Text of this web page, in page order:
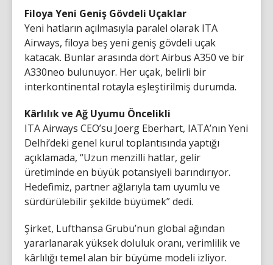
Filoya Yeni Geniş Gövdeli Uçaklar
Yeni hatların açılmasıyla paralel olarak ITA
Airways, filoya beş yeni geniş gövdeli uçak
katacak. Bunlar arasında dört Airbus A350 ve bir
A330neo bulunuyor. Her uçak, belirli bir
interkontinental rotayla eşleştirilmiş durumda.
Kârlılık ve Ağ Uyumu Öncelikli
ITA Airways CEO’su Joerg Eberhart, IATA’nın Yeni
Delhi’deki genel kurul toplantısında yaptığı
açıklamada, “Uzun menzilli hatlar, gelir
üretiminde en büyük potansiyeli barındırıyor.
Hedefimiz, partner ağlarıyla tam uyumlu ve
sürdürülebilir şekilde büyümek” dedi.
Şirket, Lufthansa Grubu’nun global ağından
yararlanarak yüksek doluluk oranı, verimlilik ve
kârlılığı temel alan bir büyüme modeli izliyor.